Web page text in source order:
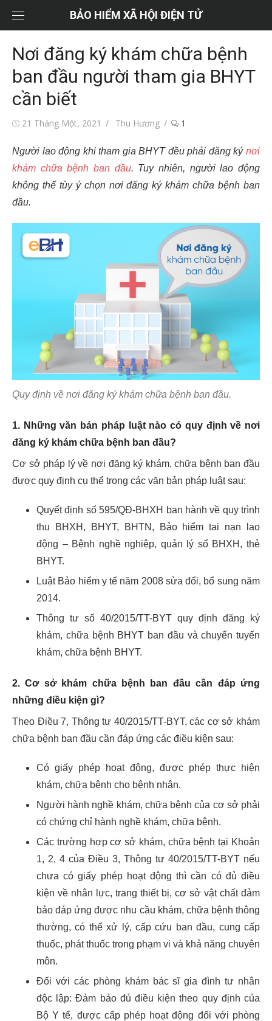
dung
BẢO HIỂM XÃ HỘI ĐIỆN TỬ
Nơi đăng ký khám chữa bệnh
ban đầu người tham gia BHYT
cần biết
Đăng21 Tháng Một, 2021
Tác
Thu Hương 1
Người lao động khi tham gia BHYT đều phải đăng ký nơi
khám chữa bệnh ban đầu. Tuy nhiên, người lao động
không thể tùy ý chọn nơi đăng ký khám chữa bệnh ban
đầu.
Quy định về nơi đăng ký khám chữa bệnh ban đầu.
1. Những văn bản pháp luật nào có quy định về nơi
đăng ký khám chữa bệnh ban đầu?
Cơ sở pháp lý về nơi đăng ký khám, chữa bệnh ban đầu
được quy định cụ thể trong các văn bản pháp luật sau:
Quyết định số 595/QĐ-BHXH ban hành về quy trình
thu BHXH, BHYT, BHTN, Bảo hiểm tai nạn lao
động – Bệnh nghề nghiệp, quản lý sổ BHXH, thẻ
BHYT.
Luật Bảo hiểm y tế năm 2008 sửa đổi, bổ sung năm
2014.
Thông tư số 40/2015/TT-BYT quy định đăng ký
khám, chữa bệnh BHYT ban đầu và chuyển tuyến
khám, chữa bệnh BHYT.
2. Cơ sở khám chữa bệnh ban đầu cần đáp ứng
những điều kiện gì?
Theo Điều 7, Thông tư 40/2015/TT-BYT, các cơ sở khám
chữa bệnh ban đầu cần đáp ứng các điều kiện sau:
Có giấy phép hoạt động, được phép thực hiện
khám, chữa bệnh cho bệnh nhân.
Người hành nghề khám, chữa bệnh của cơ sở phải
có chứng chỉ hành nghề khám, chữa bệnh.
Các trường hợp cơ sở khám, chữa bệnh tại Khoản
1, 2, 4 của Điều 3, Thông tư 40/2015/TT-BYT nếu
chưa có giấy phép hoạt động thì cần có đủ điều
kiện về nhân lực, trang thiết bị, cơ sở vật chất đảm
bảo đáp ứng được nhu cầu khám, chữa bệnh thông
thường, có thể xử lý, cấp cứu ban đầu, cung cấp
thuốc, phát thuốc trong phạm vi và khả năng chuyên
môn.
Đối với các phòng khám bác sĩ gia đình tư nhân
độc lập: Đảm bảo đủ điều kiện theo quy định của
Bộ Y tế, được cấp phép hoạt động đối với phòng